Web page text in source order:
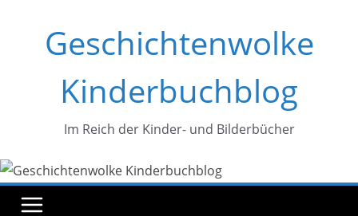
springenGeschichtenwolke
Kinderbuchblog
Im Reich der Kinder- und Bilderbücher